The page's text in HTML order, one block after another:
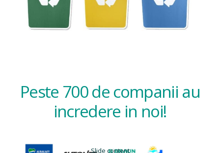
Peste 700 de companii au
incredere in noi!
Slide content